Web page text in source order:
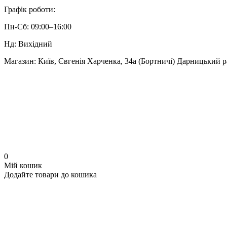
Графік роботи:
Пн-Сб: 09:00–16:00
Нд: Вихідний
Магазин: Київ, Євгенія Харченка, 34а (Бортничі) Дарницький
0
Мій кошик
Додайте товари до кошика